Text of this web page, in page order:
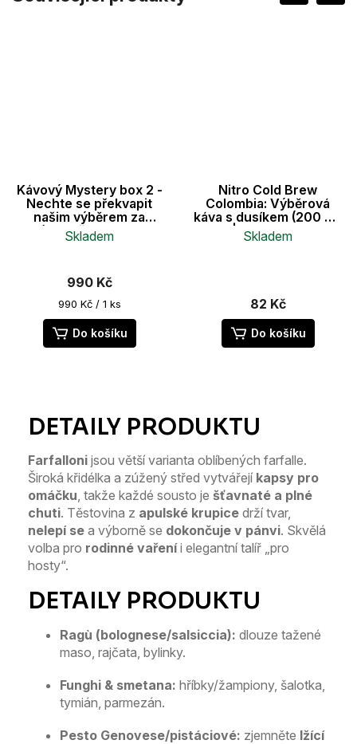
Kávový Mystery box 2 -
Nechte se překvapit
našim výběrem za
zvýhodněnou cenu v
boxu
Skladem
990 Kč
Měrná
cena:
990 Kč / 1 ks
Do košíku
Nitro Cold Brew
Colombia: Výběrová
káva s dusíkem (200 ml)
| Bez cukru
Skladem
82 Kč
Do košíku
Farfalloni jsou větší varianta oblíbených farfalle.
Široká křidélka a zúžený střed vytvářejí kapsy pro
omáčku , takže každé sousto je šťavnaté a plné
chuti. Těstovina z apulské krupice drží tvar,
nelepí se a výborně se dokončuje v pánvi. Skvělá
volba pro rodinné vařeníi elegantní talíř „pro
hosty“.
Ragù (bolognese/salsiccia): dlouze tažené
maso, rajčata, bylinky.
Funghi & smetana: hříbky/žampiony, šalotka,
tymián, parmezán.
Pesto Genovese/pistáciové: zjemněte lžící